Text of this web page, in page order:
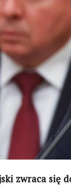
zwraca się